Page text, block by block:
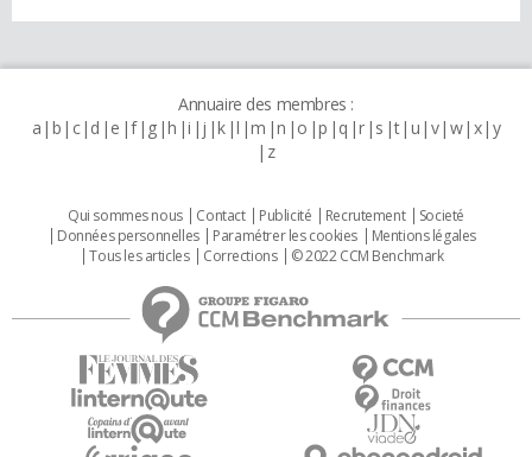
Annuaire des membres :
a b c d e f g h i j k l m n o p q r s t u v w x y
z
Qui sommes nous Contact Publicité Recrutement
Societé
Données personnelles
Paramétrer les cookies
Mentions légales
Tous les articles
Corrections © 2022 CCM Benchmark